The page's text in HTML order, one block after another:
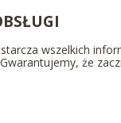
wszelkich
że